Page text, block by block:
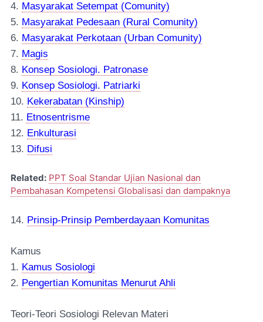
4. Masyarakat Setempat (Comunity)
5. Masyarakat Pedesaan (Rural Comunity)
6. Masyarakat Perkotaan (Urban Comunity)
7. Magis
8. Konsep Sosiologi. Patronase
9. Konsep Sosiologi. Patriarki
10. Kekerabatan (Kinship)
11. Etnosentrisme
12. Enkulturasi
13. Difusi
Related: PPT Soal Standar Ujian Nasional dan
Pembahasan Kompetensi Globalisasi dan dampaknya
14. Prinsip-Prinsip Pemberdayaan Komunitas
Kamus
1. Kamus Sosiologi
2. Pengertian Komunitas Menurut Ahli
Teori-Teori Sosiologi Relevan Materi